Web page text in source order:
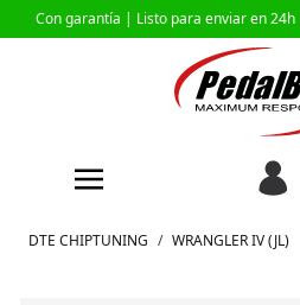
Con garantía | Listo para enviar en 24h
Ir al contenido
DTE CHIPTUNING / WRANGLER IV (JL)